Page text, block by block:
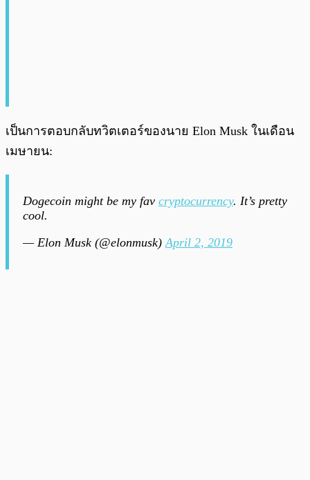
เป็นการตอบกลับทวิตเตอร์ของนาย Elon Musk ในเดือน
เมษายน:
Dogecoin might be my fav cryptocurrency. It’s pretty
cool.
— Elon Musk (@elonmusk) April 2, 2019